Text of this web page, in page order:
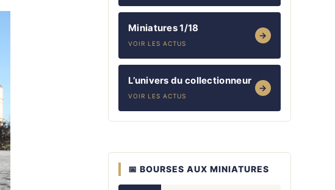
Miniatures 1/18
VOIR LES ACTUS
→
L’univers du collectionneur
VOIR LES ACTUS
→
📅 BOURSES AUX MINIATURES